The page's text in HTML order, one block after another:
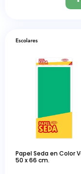
Escolares
Papel Seda en Color
50 x 66 cm.